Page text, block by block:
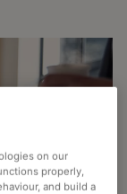
on our
properly,
and build a